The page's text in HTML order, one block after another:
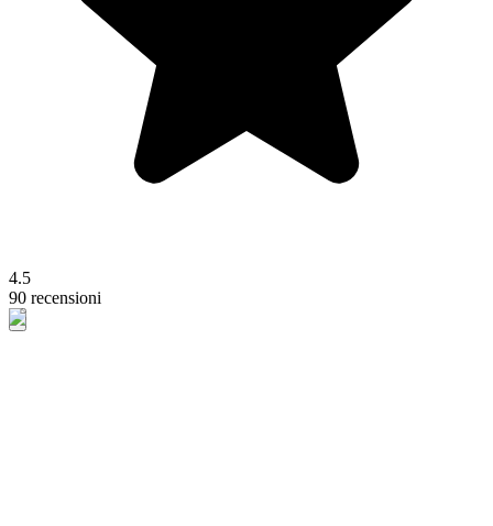
4.5
90 recensioni